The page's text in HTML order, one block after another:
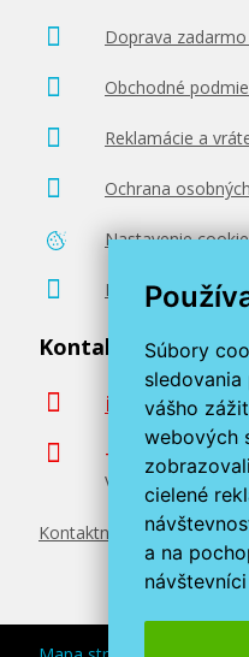
Súbory
sledovania
vášho
webových
cielené
a na
Brother
Doprava
Obchodné
Reklamácie a
Ochrana
Nastavenie
Poradenstvo
Kontaktujte nás
+420 377 222
Volajte v
Kontaktné údaje